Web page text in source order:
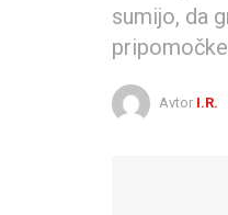
sumijo, da
Avtor I.R.